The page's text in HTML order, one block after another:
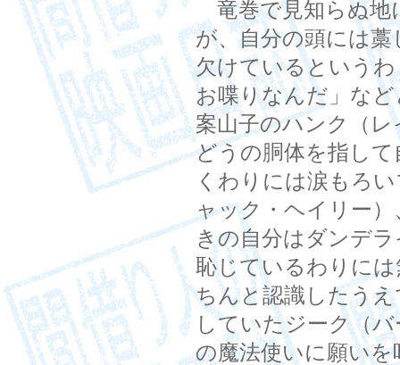
竜巻で見知らぬ地
が、自分の頭には
欠けているという
お喋りなんだ」な
案山子のハンク（
どうの胴体を指し
くわりには涙もろ
ャック・ヘイリー
きの自分はダンデ
恥じているわりに
ちんと認識したう
していたジーク（
の魔法使いに願い